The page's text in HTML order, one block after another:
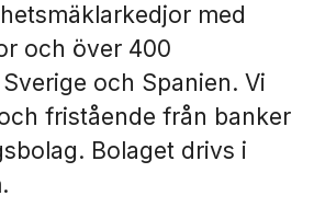
med
och över 400
och Spanien. Vi
fristående från banker
Bolaget drivs i